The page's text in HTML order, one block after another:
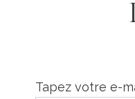
Tapez votre e-